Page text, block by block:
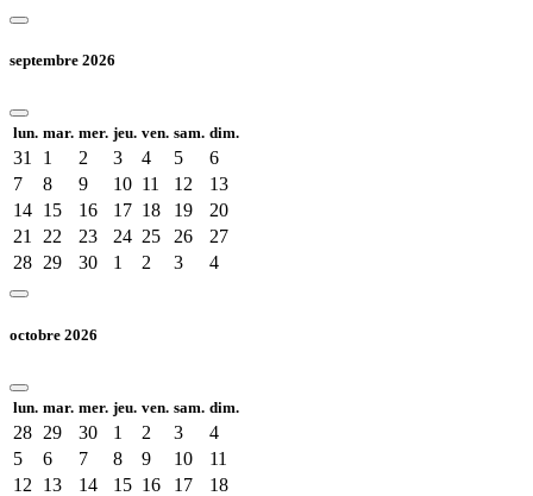
septembre 2026
lun. mar. mer. jeu. ven. sam. dim.
31 1 2 3 4 5
6
7
8 9 10 11 12
13
14 15 16 17 18 19
20
21 22 23 24 25 26
27
28 29 30 1 2 3 4
octobre 2026
lun. mar. mer. jeu. ven. sam. dim.
28 29 30 1 2 3
4
5
6 7 8 9 10
11
12
13 14 15 16 17
18